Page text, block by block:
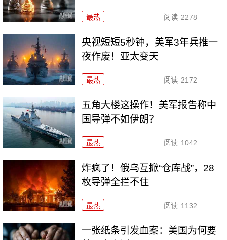
最热 阅读 2278
央视短短5秒钟，美军3年兵推一
夜作废！亚太变天
最热 阅读 2172
五角大楼这操作！美军报告称中
国导弹不如伊朗？
最热 阅读 1042
炸疯了！俄乌互掀“仓库战”，28
枚导弹全拦不住
最热 阅读 1132
一张纸条引发血案：美国为何要